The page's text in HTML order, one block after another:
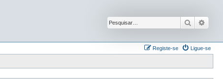
Pesquisar
Ligue-se
Registe-se